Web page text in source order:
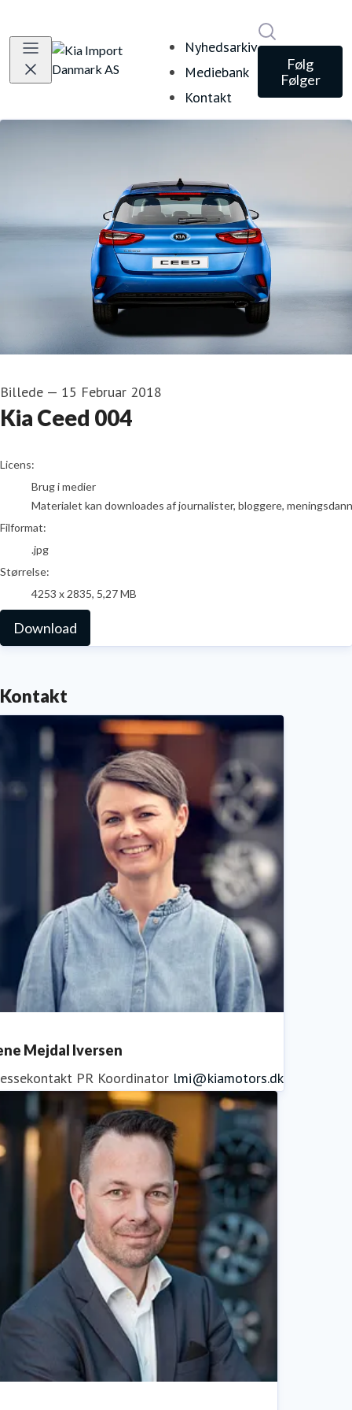
Nyhedsarkiv
Mediebank
Kontakt
Følg
Følger
Billede — 15 Februar 2018
Kia Ceed 004
go to media item
Licens:
Brug i medier
Materialet kan downloades af journalister, bloggere,
Filformat:
.jpg
Størrelse:
4253 x 2835, 5,27 MB
Download
Kontakt
Mejdal Iversen
PR Koordinator lmi@kiamotors.dk